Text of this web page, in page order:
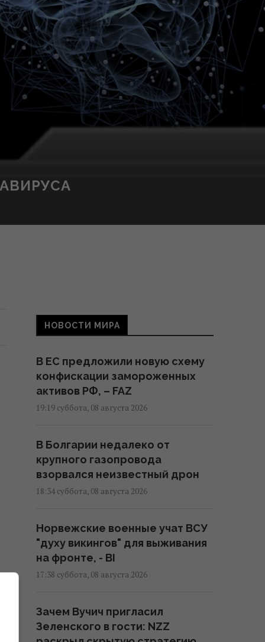
НОВОСТИ МИРА
В ЕС предложили новую схему
конфискации замороженных
активов РФ, – FAZ
19:19 суббота, 08 августа 2026
В Болгарии недалеко от
крупного газопровода
взорвался неизвестный дрон
18:34 суббота, 08 августа 2026
Норвежские военные учат ВСУ
"духу викингов" для выживания
на фронте, - BI
17:38 суббота, 08 августа 2026
Зачем Вучич пригласил
Зеленского в гости: NZZ